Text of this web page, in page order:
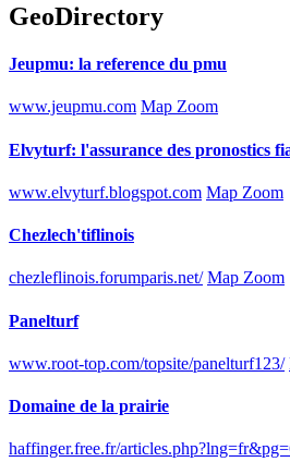
GeoDirectory
Jeupmu: la reference du pmu
www.jeupmu.com Map Zoom
Elvyturf: l'assurance des pronostics
www.elvyturf.blogspot.com Map Zoom
Chezlech'tiflinois
chezleflinois.forumparis.net/ Map Zoom
Panelturf
www.root-top.com/topsite/panelturf123/
Domaine de la prairie
haffinger.free.fr/